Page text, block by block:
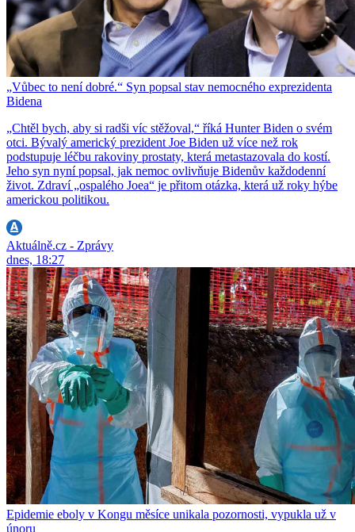
„Vůbec to není dobré.“ Syn popsal stav nemocného exprezidenta
Bidena
„Chtěl bych, aby si radši víc stěžoval,“ říká Hunter Biden o svém
otci. Bývalý americký prezident Joe Biden už více než rok
podstupuje léčbu rakoviny prostaty, která metastazovala do kostí.
Jeho syn nyní popsal, jak nemoc ovlivňuje Bidenův každodenní
život. Zdraví „ospalého Joea“ je přitom otázka, která už roky hýbe
americkou politikou.
Aktuálně.cz - Zprávy
dnes, 18:27
Epidemie eboly v Kongu měsíce unikala pozornosti, vypukla už v
únoru